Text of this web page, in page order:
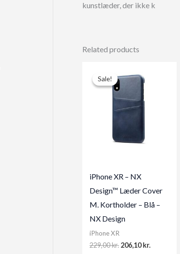
kunstlæder, der ikke k
Related products
Sale!
Sale!
iPhone XR – NX
Design™ Læder Cover
M. Kortholder – Blå –
NX Design
iPhone XR
229,00kr. Original
206,10kr.